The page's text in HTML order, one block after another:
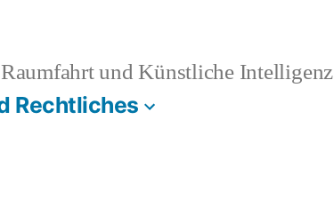
und Künstliche Intelligenz
Rechtliches